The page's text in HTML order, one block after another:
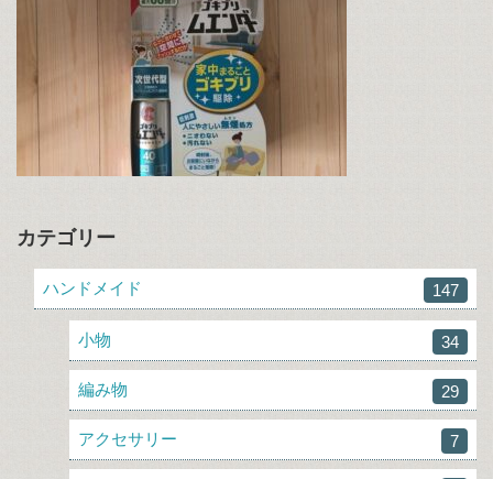
カテゴリー
ハンドメイド 147
小物 34
編み物 29
アクセサリー 7